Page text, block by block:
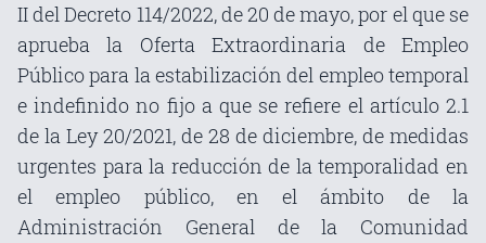
II del Decreto 114/2022, de 20 de mayo, por el que se
aprueba la Oferta Extraordinaria de Empleo
Público para la estabilización del empleo temporal
e indefinido no fijo a que se refiere el artículo 2.1
de la Ley 20/2021, de 28 de diciembre, de medidas
urgentes para la reducción de la temporalidad en
el empleo público, en el ámbito de la
Administración General de la Comunidad